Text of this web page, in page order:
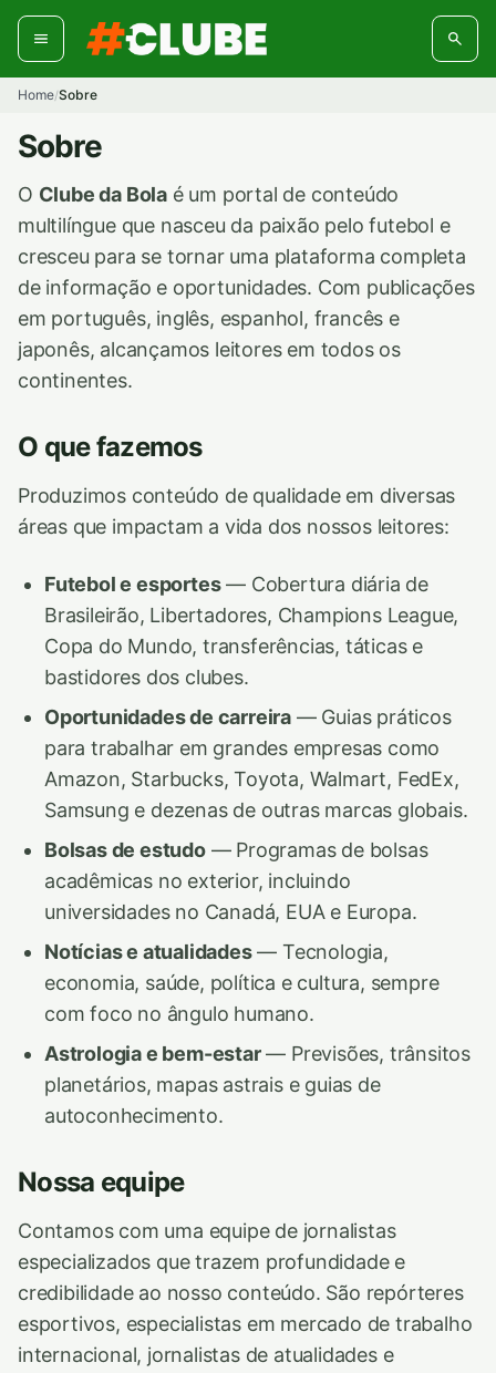
Pular
para
conteúdo
Home/Sobre
Sobre
O Clube da Bola é um portal de conteúdo
multilíngue que nasceu da paixão pelo futebol e
cresceu para se tornar uma plataforma completa
de informação e oportunidades. Com publicações
em português, inglês, espanhol, francês e
japonês, alcançamos leitores em todos os
continentes.
O que fazemos
Produzimos conteúdo de qualidade em diversas
áreas que impactam a vida dos nossos leitores:
Futebol e esportes— Cobertura diária de
Brasileirão, Libertadores, Champions League,
Copa do Mundo, transferências, táticas e
bastidores dos clubes.
Oportunidades de carreira — Guias práticos
para trabalhar em grandes empresas como
Amazon, Starbucks, Toyota, Walmart, FedEx,
Samsung e dezenas de outras marcas globais.
Bolsas de estudo— Programas de bolsas
acadêmicas no exterior, incluindo
universidades no Canadá, EUA e Europa.
Notícias e atualidades— Tecnologia,
economia, saúde, política e cultura, sempre
com foco no ângulo humano.
Astrologia e bem-estar— Previsões, trânsitos
planetários, mapas astrais e guias de
autoconhecimento.
Nossa equipe
Contamos com uma equipe de jornalistas
especializados que trazem profundidade e
credibilidade ao nosso conteúdo. São repórteres
esportivos, especialistas em mercado de trabalho
internacional, jornalistas de atualidades e